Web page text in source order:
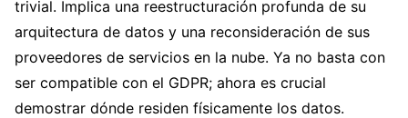
trivial. Implica una reestructuración profunda de su
arquitectura de datos y una reconsideración de sus
proveedores de servicios en la nube. Ya no basta con
ser compatible con el GDPR; ahora es crucial
demostrar dónde residen físicamente los datos.